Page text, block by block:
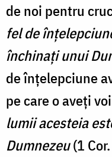
de noi pentru
fel de
închinați unui
de înțelepciune
pe care o aveți
lumii acesteia
Dumnezeu(1